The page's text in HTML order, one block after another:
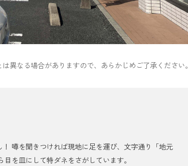
異なる場合がありますので、あらかじめご了承ください。
噂を聞きつければ現地に足を運び、文字通り「地元
を皿にして特ダネをさがしています。